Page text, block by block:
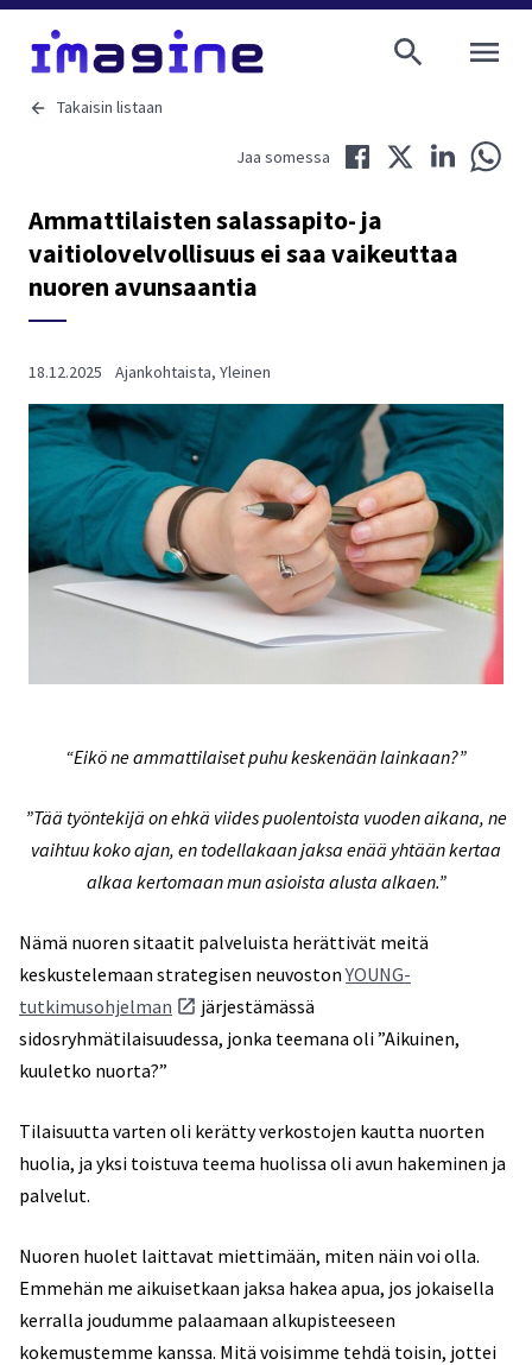
Takaisin listaan
Jaa somessa
Jaa Twitterissä
Jaa
Ammattilaisten salassapito- ja
vaitiolovelvollisuus ei saa vaikeuttaa
nuoren avunsaantia
18.12.2025 Ajankohtaista, Yleinen
“Eikö ne ammattilaiset puhu keskenään lainkaan?”
”Tää työntekijä on ehkä viides puolentoista vuoden aikana, ne
vaihtuu koko ajan, en todellakaan jaksa enää yhtään kertaa
alkaa kertomaan mun asioista alusta alkaen.”
Nämä nuoren sitaatit palveluista herättivät meitä
keskustelemaan strategisen neuvostonYOUNG-
tutkimusohjelman
järjestämässä
sidosryhmätilaisuudessa, jonka teemana oli ”Aikuinen,
kuuletko nuorta?”
Tilaisuutta varten oli kerätty verkostojen kautta nuorten
huolia, ja yksi toistuva teema huolissa oli avun hakeminen ja
palvelut.
Nuoren huolet laittavat miettimään, miten näin voi olla.
Emmehän me aikuisetkaan jaksa hakea apua, jos jokaisella
kerralla joudumme palaamaan alkupisteeseen
kokemustemme kanssa. Mitä voisimme tehdä toisin, jottei